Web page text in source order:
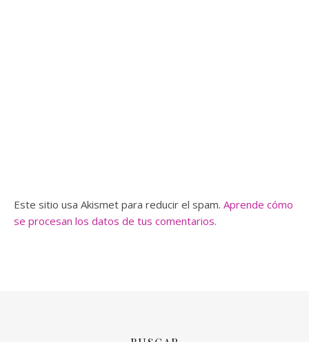
Este sitio usa Akismet para reducir el spam. Aprende cómo
se procesan los datos de tus comentarios.